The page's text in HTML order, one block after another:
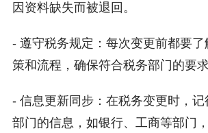
因资料缺失而被退回。
- 遵守税务规定：每次变更前都要
策和流程，确保符合税务部门的要求
- 信息更新同步：在税务变更时，
部门的信息，如银行、工商等部门